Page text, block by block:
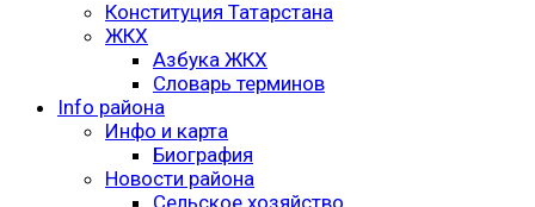
Конституция Татарстана
ЖКХ
Азбука ЖКХ
Словарь терминов
Info района
Инфо и карта
Биография
Новости района
Сельское хозяйство